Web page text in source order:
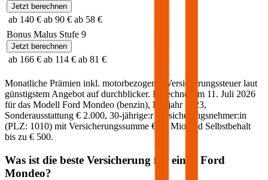
Jetzt berechnen
ab 140 € ab 90 € ab 58 €
Bonus Malus Stufe 9
Jetzt berechnen
ab 166 € ab 114 € ab 81 €
Monatliche Prämien inkl. motorbezogener Versicherungssteuer laut
günstigstem Angebot auf durchblicker. Berechnet am 11. Juli 2026
für das Modell Ford Mondeo (benzin), Baujahr 2023,
Sonderausstattung € 2.000, 30-jährige:rVersicherungsnehmer:in
(PLZ: 1010) mit Versicherungssumme € 20 Mio und Selbstbehalt
bis zu € 500.
Was ist die beste Versicherung für einen Ford
Mondeo?